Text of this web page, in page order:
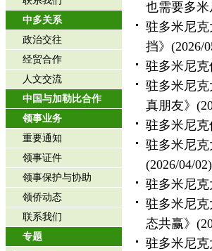
中多关系
政治交往
经贸合作
人文交流
中国与加勒比合作
领事业务
重要通知
领事证件
领事保护与协助
领侨动态
联系我们
专题
也需要多米
驻多米尼
挡》 (2026/
驻多米尼
驻多米尼
真朋友》
驻多米尼
驻多米尼
(2026/04/02)
驻多米尼
驻多米尼
态共赢》
驻多米尼